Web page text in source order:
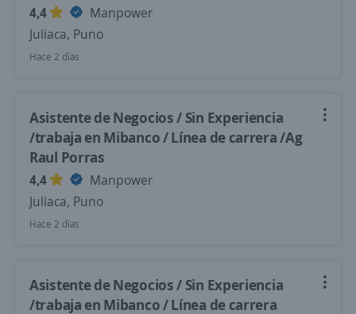
4,4
Manpower
Juliaca, Puno
Hace 2 días
Asistente de Negocios / Sin Experiencia
/trabaja en Mibanco / Línea de carrera /Ag
Raul Porras
4,4
Manpower
Juliaca, Puno
Hace 2 días
Asistente de Negocios / Sin Experiencia
/trabaja en Mibanco / Línea de carrera